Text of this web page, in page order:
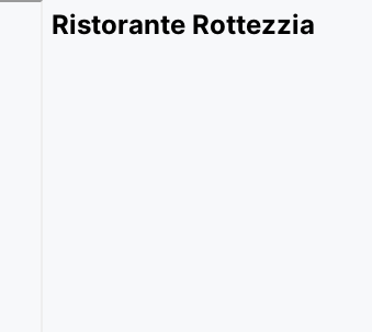
Ristorante Rottezzia